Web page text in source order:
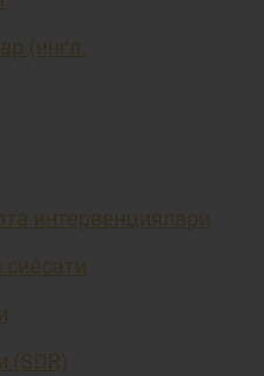
(ингл.
интервенциялари
(SDR)